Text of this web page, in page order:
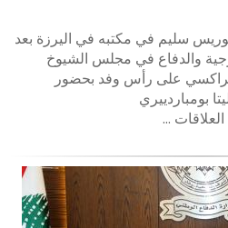
سليم في مكتبه في اليرزة بعد
والدفاع في مجلس الشيوخ
كراكسي على رأس وفد بحضور
بومباردييري
...